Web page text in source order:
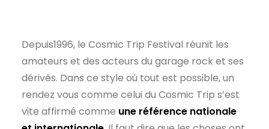
Depuis1996, le Cosmic Trip Festival réunit les
amateurs et des acteurs du garage rock et ses
dérivés. Dans ce style où tout est possible, un
rendez vous comme celui du Cosmic Trip s’est
vite affirmé comme une référence nationale